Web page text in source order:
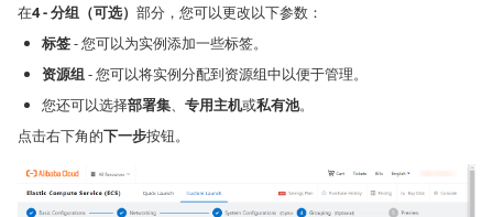
在4 - 分组（可选） 部分，您可以更改以下参数：
标签- 您可以为实例添加一些标签。
资源组- 您可以将实例分配到资源组中以便于管理。
您还可以选择部署集、 专用主机或私有池。
点击右下角的下一步按钮。